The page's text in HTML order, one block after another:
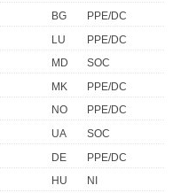
BG
PPE/DC
LU
PPE/DC
MD
SOC
MK
PPE/DC
NO
PPE/DC
UA
SOC
DE
PPE/DC
HU
NI